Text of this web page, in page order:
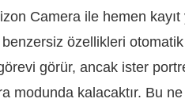
Camera ile hemen kayıt
özellikleri
görür, ancak ister
modunda kalacaktır. Bu